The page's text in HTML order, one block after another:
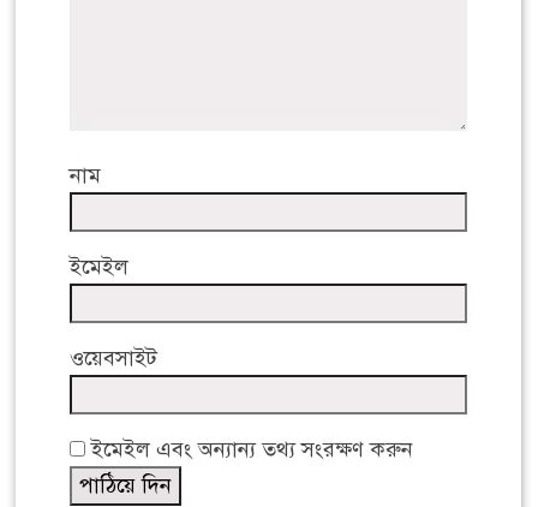
নাম
ইমেইল
ওয়েবসাইট
ইমেইল এবং অন্যান্য তথ্য সংরক্ষণ করুন